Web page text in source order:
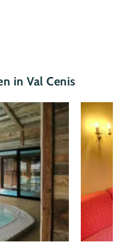
in Val Cenis